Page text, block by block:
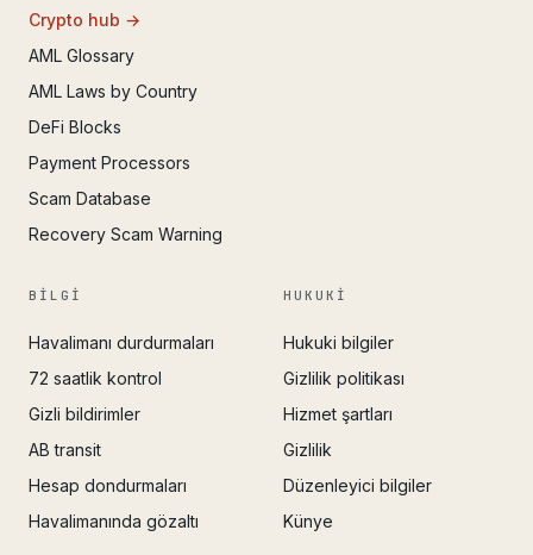
Crypto hub →
AML Glossary
AML Laws by Country
DeFi Blocks
Payment Processors
Scam Database
Recovery Scam Warning
BILGI
Havalimanı durdurmaları
72 saatlik kontrol
Gizli bildirimler
AB transit
Hesap dondurmaları
Havalimanında gözaltı
HUKUKI
Hukuki bilgiler
Gizlilik politikası
Hizmet şartları
Gizlilik
Düzenleyici bilgiler
Künye